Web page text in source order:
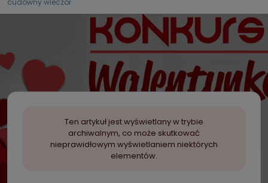
Ten artykuł jest wyświetlany w trybie
archiwalnym, co może skutkować
nieprawidłowym wyświetlaniem niektórych
elementów.